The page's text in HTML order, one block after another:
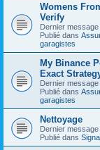
Womens
Verify
Dernier
Publié dans
garagistes
My Binance
Exact
Dernier
Publié dans
garagistes
Nettoyage
Dernier
Publié dans